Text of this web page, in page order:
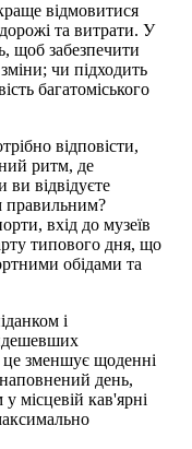
відмовитися
та витрати. У
щоб забезпечити
чи підходить
багатоміського
відповісти,
ритм, де
ви відвідуєте
правильним?
вхід до музеїв
типового дня, що
обідами та
і
зменшує щоденні
день,
місцевій кав'ярні